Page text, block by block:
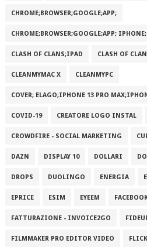
CHROME;BROWSER;GOOGLE;APP;
CHROME;BROWSER;GOOGLE;APP;
CLASH OF CLANS;IPAD CLASH OF
CLEANMYMAC X CLEANMYPC
COVER; ELAGO;IPHONE 13 PRO
COVID-19 CREATORE LOGO INSTAL
CROWDFIRE - SOCIAL MARKETING
DAZN DISPLAY 10 DOLLARI
DROPS DUOLINGO ENERGIA
EPRICE ESIM EYEEM
FATTURAZIONE - INVOICE2GO
FILMMAKER PRO EDITOR VIDEO